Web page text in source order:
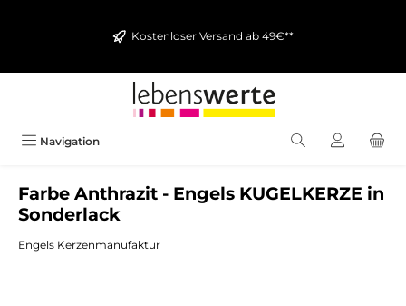
Kostenloser Versand ab 49€**
Navigation
Farbe Anthrazit - Engels KUGELKERZE in
Sonderlack
Engels Kerzenmanufaktur